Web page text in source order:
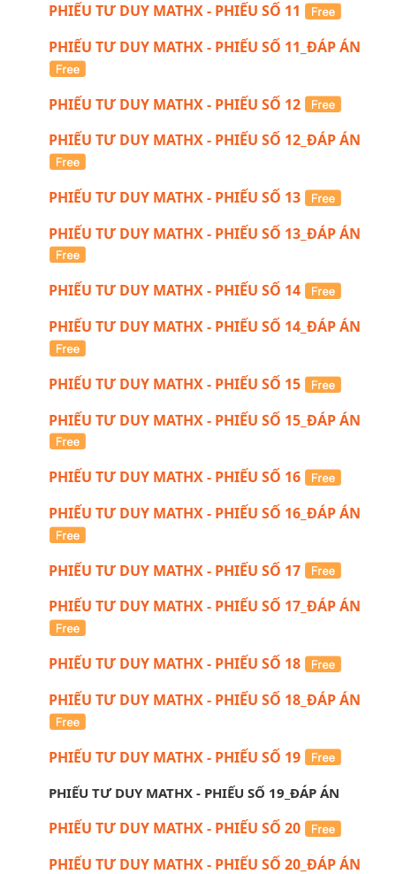
PHIẾU TƯ DUY MATHX - PHIẾU SỐ 11
PHIẾU TƯ DUY MATHX - PHIẾU SỐ 11_ĐÁP ÁN
PHIẾU TƯ DUY MATHX - PHIẾU SỐ 12
PHIẾU TƯ DUY MATHX - PHIẾU SỐ 12_ĐÁP ÁN
PHIẾU TƯ DUY MATHX - PHIẾU SỐ 13
PHIẾU TƯ DUY MATHX - PHIẾU SỐ 13_ĐÁP ÁN
PHIẾU TƯ DUY MATHX - PHIẾU SỐ 14
PHIẾU TƯ DUY MATHX - PHIẾU SỐ 14_ĐÁP ÁN
PHIẾU TƯ DUY MATHX - PHIẾU SỐ 15
PHIẾU TƯ DUY MATHX - PHIẾU SỐ 15_ĐÁP ÁN
PHIẾU TƯ DUY MATHX - PHIẾU SỐ 16
PHIẾU TƯ DUY MATHX - PHIẾU SỐ 16_ĐÁP ÁN
PHIẾU TƯ DUY MATHX - PHIẾU SỐ 17
PHIẾU TƯ DUY MATHX - PHIẾU SỐ 17_ĐÁP ÁN
PHIẾU TƯ DUY MATHX - PHIẾU SỐ 18
PHIẾU TƯ DUY MATHX - PHIẾU SỐ 18_ĐÁP ÁN
PHIẾU TƯ DUY MATHX - PHIẾU SỐ 19
PHIẾU TƯ DUY MATHX - PHIẾU SỐ 19_ĐÁP ÁN
PHIẾU TƯ DUY MATHX - PHIẾU SỐ 20
PHIẾU TƯ DUY MATHX - PHIẾU SỐ 20_ĐÁP ÁN